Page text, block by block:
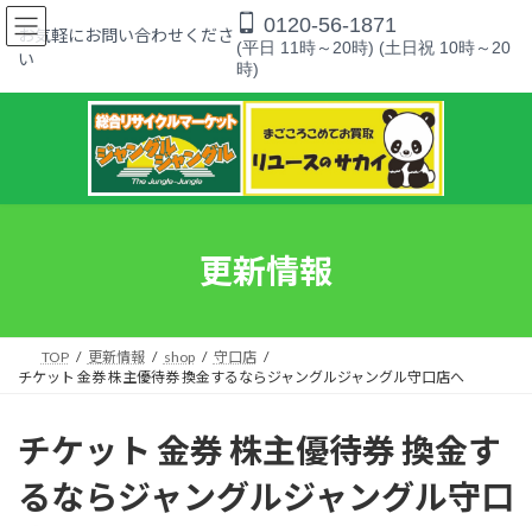
コ
ン
ッ
ナ
ビ
移
お気軽にお問い合わせくださ
い
0120-56-1871
(平日 11時～20時) (土日祝 10時～20
時)
更新情報
TOP 更新情報 shop
守口店
チケット 金券 株主優待券 換金するならジャングルジャングル守口店へ
チケット 金券 株主優待券 換金す
るならジャングルジャングル守口